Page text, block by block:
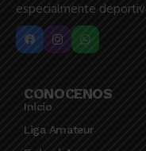
especialmente
CONOCENOS
Inicio
Liga Amateur